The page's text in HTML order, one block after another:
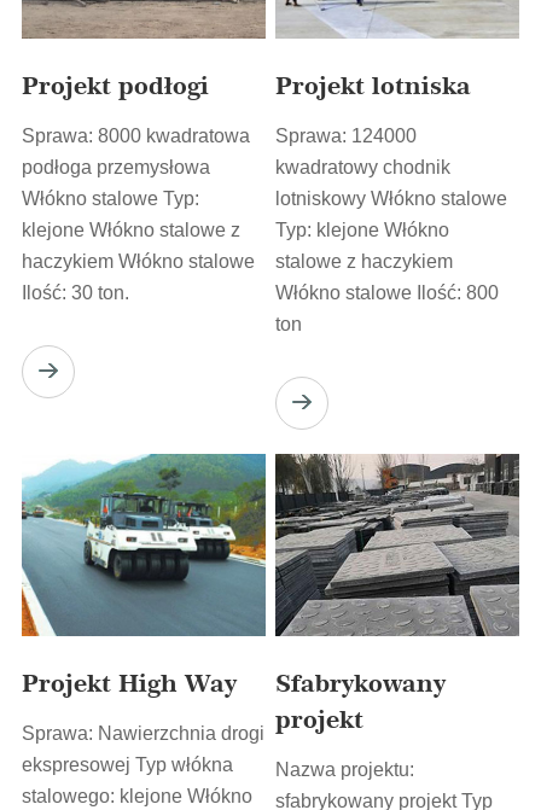
Projekt podłogi
Sprawa: 8000 kwadratowa
podłoga przemysłowa
Włókno stalowe Typ:
klejone Włókno stalowe z
haczykiem Włókno stalowe
Ilość: 30 ton.
Projekt lotniska
Sprawa: 124000
kwadratowy chodnik
lotniskowy Włókno stalowe
Typ: klejone Włókno
stalowe z haczykiem
Włókno stalowe Ilość: 800
ton
Projekt High Way
Sprawa: Nawierzchnia drogi
ekspresowej Typ włókna
stalowego: klejone Włókno
Sfabrykowany
projekt
Nazwa projektu:
sfabrykowany projekt Typ